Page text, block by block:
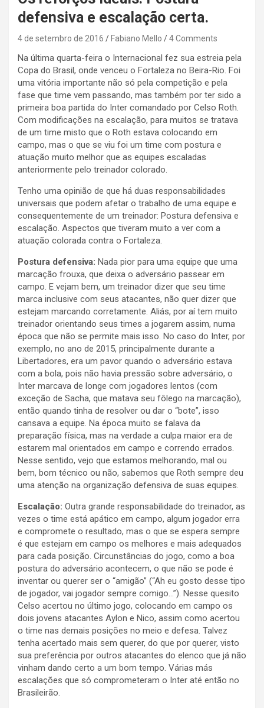
defensiva e escalação certa.
4 de setembro de 2016 Fabiano Mello 4 Comments
Na última quarta-feira o Internacional fez sua estreia pela
Copa do Brasil, onde venceu o Fortaleza no Beira-Rio. Foi
uma vitória importante não só pela competição e pela
fase que time vem passando, mas também por ter sido a
primeira boa partida do Inter comandado por Celso Roth.
Com modificações na escalação, para muitos se tratava
de um time misto que o Roth estava colocando em
campo, mas o que se viu foi um time com postura e
atuação muito melhor que as equipes escaladas
anteriormente pelo treinador colorado.
Tenho uma opinião de que há duas responsabilidades
universais que podem afetar o trabalho de uma equipe e
consequentemente de um treinador: Postura defensiva e
escalação. Aspectos que tiveram muito a ver com a
atuação colorada contra o Fortaleza.
Postura defensiva: Nada pior para uma equipe que uma
marcação frouxa, que deixa o adversário passear em
campo. E vejam bem, um treinador dizer que seu time
marca inclusive com seus atacantes, não quer dizer que
estejam marcando corretamente. Aliás, por aí tem muito
treinador orientando seus times a jogarem assim, numa
época que não se permite mais isso. No caso do Inter, por
exemplo, no ano de 2015, principalmente durante a
Libertadores, era um pavor quando o adversário estava
com a bola, pois não havia pressão sobre adversário, o
Inter marcava de longe com jogadores lentos (com
exceção de Sacha, que matava seu fôlego na marcação),
então quando tinha de resolver ou dar o “bote”, isso
cansava a equipe. Na época muito se falava da
preparação física, mas na verdade a culpa maior era de
estarem mal orientados em campo e correndo errados.
Nesse sentido, vejo que estamos melhorando, mal ou
bem, bom técnico ou não, sabemos que Roth sempre deu
uma atenção na organização defensiva de suas equipes.
Escalação: Outra grande responsabilidade do treinador, as
vezes o time está apático em campo, algum jogador erra
e compromete o resultado, mas o que se espera sempre
é que estejam em campo os melhores e mais adequados
para cada posição. Circunstâncias do jogo, como a boa
postura do adversário acontecem, o que não se pode é
inventar ou querer ser o “amigão” (“Ah eu gosto desse tipo
de jogador, vai jogador sempre comigo…”). Nesse quesito
Celso acertou no último jogo, colocando em campo os
dois jovens atacantes Aylon e Nico, assim como acertou
o time nas demais posições no meio e defesa. Talvez
tenha acertado mais sem querer, do que por querer, visto
sua preferência por outros atacantes do elenco que já não
vinham dando certo a um bom tempo. Várias más
escalações que só comprometeram o Inter até então no
Brasileirão.